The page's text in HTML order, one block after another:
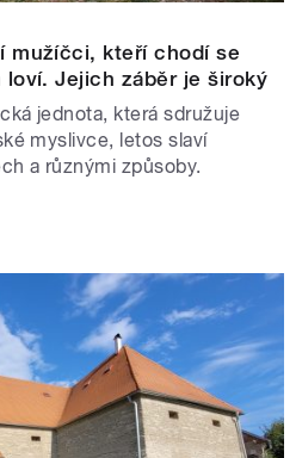
mužíčci, kteří chodí se
loví. Jejich záběr je široký
jednota, která sdružuje
myslivce, letos slaví
a různými způsoby.